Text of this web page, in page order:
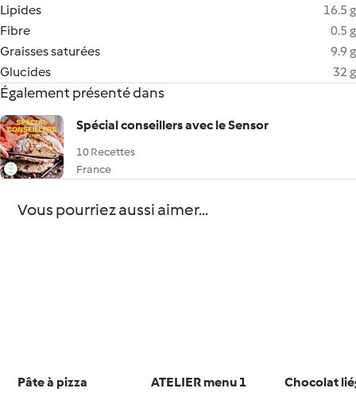
Lipides
16.5 g
Fibre
0.5 g
Graisses saturées
9.9 g
Glucides
32 g
Également présenté dans
Spécial conseillers avec le Sensor
10 Recettes
France
Vous pourriez aussi aimer...
Pâte à pizza ATELIER menu 1 Chocolat